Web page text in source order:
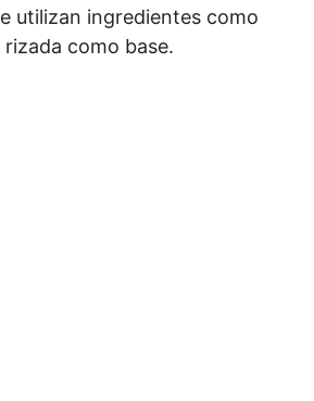
utilizan ingredientes como
como base.